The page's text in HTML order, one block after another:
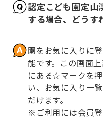
認定こども園定山
する場合、どうす
園をお気に入りに
能です。この画面
にある☆マークを
い、お気に入り一
だけます。
※ご利用には会員